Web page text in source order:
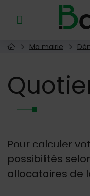
Menu de raccourcis
Page d'accueil du site
Ma mairie
Pour calculer
possibilités
allocataires de